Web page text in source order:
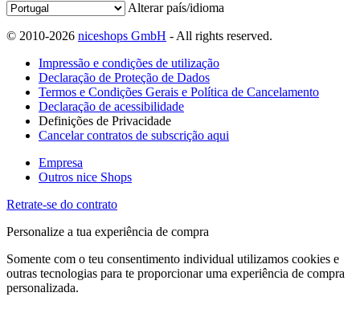
Alterar país/idioma
© 2010-2026 niceshops GmbH - All rights reserved.
Impressão e condições de utilização
Declaração de Proteção de Dados
Termos e Condições Gerais e Política de Cancelamento
Declaração de acessibilidade
Definições de Privacidade
Cancelar contratos de subscrição aqui
Empresa
Outros nice Shops
Retrate-se do contrato
Personalize a tua experiência de compra
Somente com o teu consentimento individual utilizamos cookies e
outras tecnologias para te proporcionar uma experiência de compra
personalizada.